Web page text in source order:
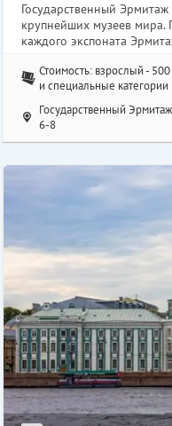
Государственный
крупнейших музеев мира.
каждого экспоната
Стоимость: взрослый -
и специальные
Государственный
6-8